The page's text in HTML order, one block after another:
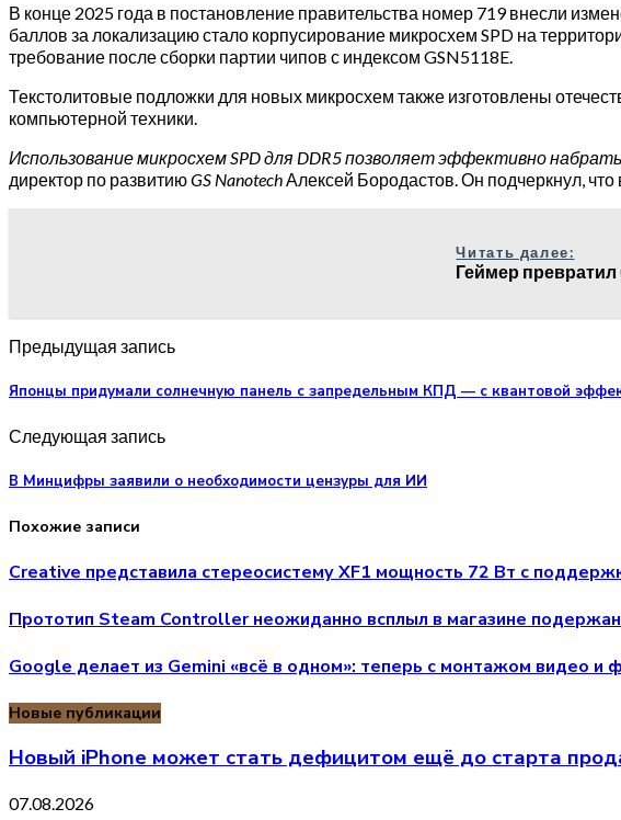
В конце 2025 года в постановление правительства номер 719 внесли
баллов за локализацию стало корпусирование микросхем SPD на
требование после сборки партии чипов с индексом GSN5118E.
Текстолитовые подложки для новых микросхем также изготовлены
компьютерной техники.
Использование микросхем SPD для DDR5 позволяет эффективно
директор по развитиюGS NanotechАлексей Бородастов. Он подчеркнул,
Читать далее:
Геймер
Предыдущая запись
Японцы придумали солнечную панель с запредельным КПД — с квантовой
Следующая запись
В Минцифры заявили о необходимости цензуры для ИИ
Похожие записи
Creative представила стереосистему XF1 мощность 72 Вт с
Прототип Steam Controller неожиданно всплыл в магазине
Google делает из Gemini «всё в одном»: теперь с монтажом видео и
Новые публикации
Новый iPhone может стать дефицитом ещё до старта
07.08.2026